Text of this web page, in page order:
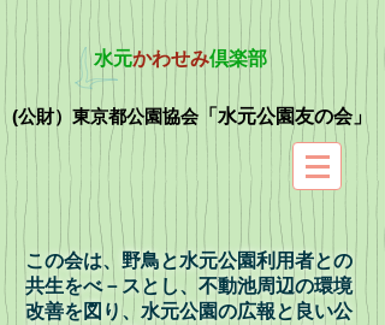
水元かわせみ倶楽部
(公財）東京都公園協会 「水元公園友の会」
この会は、野鳥と水元公園利用者との
共生をべ－スとし、不動池周辺の環境
改善を図り、水元公園の広報と良い公